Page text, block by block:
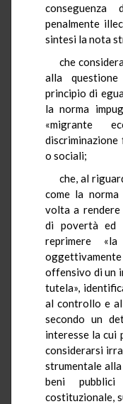
penalmente
sintesi la nota
che
alla
principio di
la norma
«migrante
o sociali;
che, al
come la
volta a
di povertà ed
reprimere
offensivo di un
tutela»,
al controllo e
secondo un
interesse la cui
considerarsi
strumentale
beni
costituzionale,